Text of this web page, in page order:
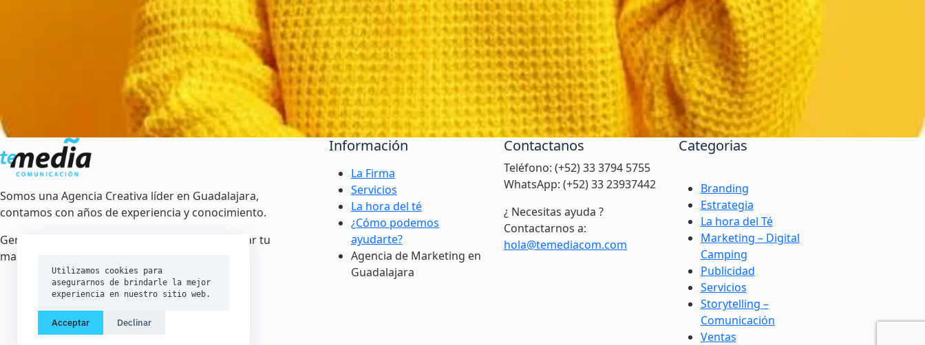
Utilizamos cookies para
asegurarnos de brindarle la mejor
experiencia en nuestro sitio web.
Acceptar Declinar
Somos una Agencia Creativa líder en Guadalajara,
contamos con años de experiencia y conocimiento.
Generamos estrategias creativas para posicionar tu
marca.
Información
La Firma
Servicios
La hora del té
¿Cómo podemos
ayudarte?
Agencia de Marketing en
Guadalajara
Contactanos
Teléfono: (+52) 33 3794 5755
WhatsApp: (+52) 33 23937442
¿ Necesitas ayuda ?
Contactarnos a:
hola@temediacom.com
Categorias
Branding
Estrategia
La hora del Té
Marketing – Digital
Camping
Publicidad
Servicios
Storytelling –
Comunicación
Ventas